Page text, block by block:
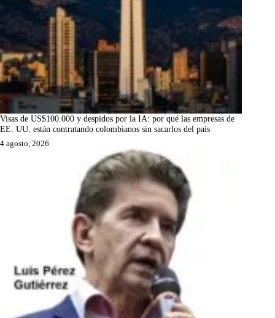
Visas de US$100.000 y despidos por la IA: por qué las empresas de
EE. UU. están contratando colombianos sin sacarlos del país
4 agosto, 2026